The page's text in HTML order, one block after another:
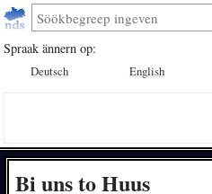
Spraak ännern op:
Deutsch English
Bi uns to Huus